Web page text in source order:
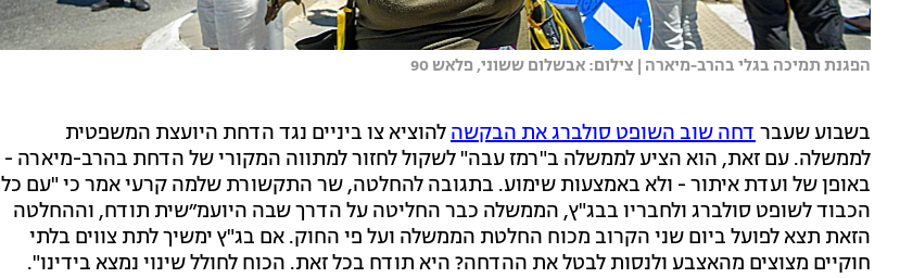
הפגנת תמיכה בגלי בהרב-מיארה | צילום: אבשלום ששוני, פלאש 90
בשבוע שעבר דחה שוב השופט סולברג את הבקשה להוציא צו ביניים נגד הדחת היועצת המשפטית
לממשלה. עם זאת, הוא הציע לממשלה ב"רמז עבה" לשקול לחזור למתווה המקורי של הדחת בהרב-מיארה -
באופן של ועדת איתור - ולא באמצעות שימוע. בתגובה להחלטה, שר התקשורת שלמה קרעי אמר כי "עם כל
הכבוד לשופט סולברג ולחבריו בבג"ץ, הממשלה כבר החליטה על הדרך שבה היועמ״שית תודח, וההחלטה
הזאת תצא לפועל ביום שני הקרוב מכוח החלטת הממשלה ועל פי החוק. אם בג"ץ ימשיך לתת צווים בלתי
חוקיים מצוצים מהאצבע ולנסות לבטל את ההדחה? היא תודח בכל זאת. הכוח לחולל שינוי נמצא בידינו".